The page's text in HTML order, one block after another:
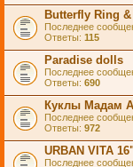
Butterfly Ring
Последнее
Ответы: 115
Paradise dolls
Последнее
Ответы: 690
Куклы Мадам
Последнее
Ответы: 972
URBAN VITA
Последнее